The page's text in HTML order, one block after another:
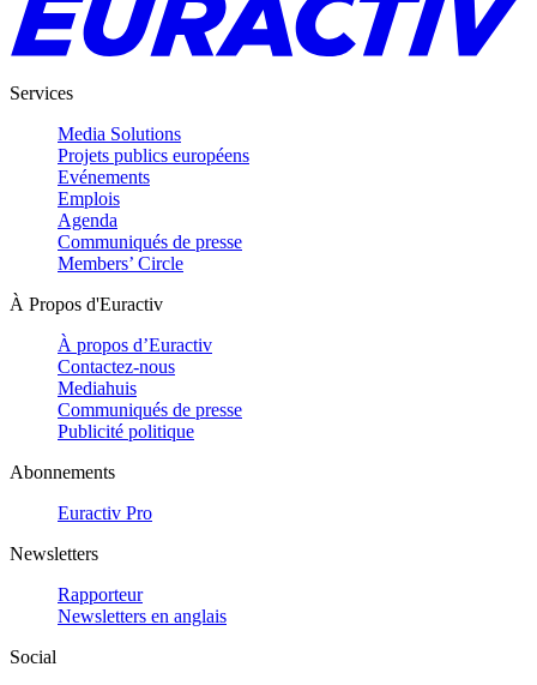
Services
Media Solutions
Projets publics européens
Evénements
Emplois
Agenda
Communiqués de presse
Members’ Circle
À Propos d'Euractiv
À propos d’Euractiv
Contactez-nous
Mediahuis
Communiqués de presse
Publicité politique
Abonnements
Euractiv Pro
Newsletters
Rapporteur
Newsletters en anglais
Social